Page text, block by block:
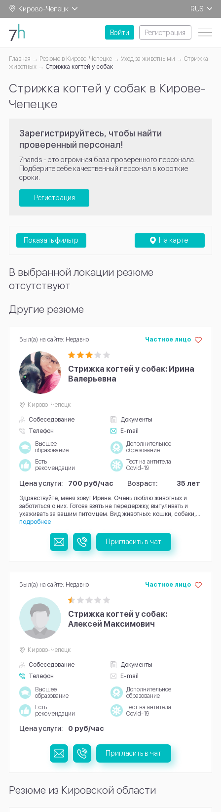
Кирово-Чепецк
RUS
EN
Войти
Регистрация
Главная Резюме в Кирове-Чепецке Уход за животными
Стрижка
животных
Стрижка когтей у собак
Стрижка когтей у собак в Кирове-
Чепецке
Зарегистрируйтесь, чтобы найти
проверенный персонал!
7hands - это огромная база проверенного персонала.
Подберите себе качественный персонал в короткие
сроки.
Регистрация
На карте
Показать фильтр
В выбранной локации резюме
отсутствуют
Другие резюме
Стрижка когтей у собак: Ирина
Валерьевна
Собеседование
Документы
Телефон
E-mail
Частное лицо
Кирово-Чепецк
Высшее
образование
Дополнительное
образование
Есть
рекомендации
Тест на антитела
Covid-19
Цена услуги: 700 руб/час Возраст: 35 лет
Здравствуйте, меня зовут Ирина. Очень люблю животных и
заботиться о них. Готова взять на передержку, выгуливать и
ухаживать за вашим питомцем. Вид животных: кошки, собаки,...
подробнее
Был(а) на сайте: Недавно
Пригласить в чат
Стрижка когтей у собак:
Алексей Максимович
Собеседование
Документы
Телефон
E-mail
Частное лицо
Кирово-Чепецк
Высшее
образование
Дополнительное
образование
Есть
рекомендации
Тест на антитела
Covid-19
Цена услуги: 0 руб/час
Был(а) на сайте: Недавно
Пригласить в чат
Резюме из Кировской области